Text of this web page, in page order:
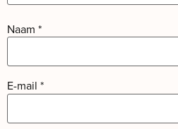
Naam *
E-mail *